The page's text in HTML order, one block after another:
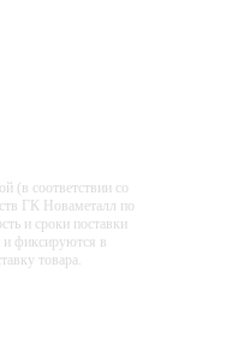
(в соответствии со
ГК Новаметалл по
и сроки поставки
и фиксируются в
товара.